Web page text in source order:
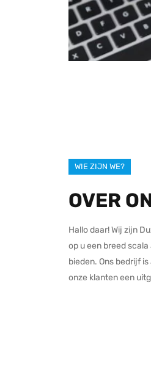
WIE ZIJN WE?
OVER
Hallo daar! Wij zijn
op u een breed
bieden. Ons bedrijf
onze klanten een